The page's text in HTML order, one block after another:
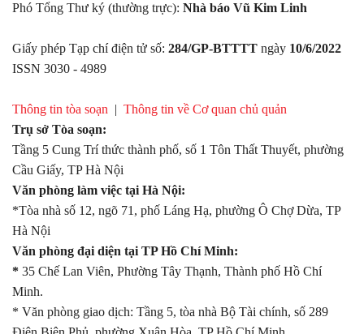
Phó Tổng Thư ký (thường trực): Nhà báo Vũ Kim Linh
Giấy phép Tạp chí điện tử số: 284/GP-BTTTT ngày 10/6/2022
ISSN 3030 - 4989
Thông tin tòa soạn | Thông tin về Cơ quan chủ quản
Trụ sở Tòa soạn:
Tầng 5 Cung Trí thức thành phố, số 1 Tôn Thất Thuyết, phường
Cầu Giấy, TP Hà Nội
Văn phòng làm việc tại Hà Nội:
*Tòa nhà số 12, ngõ 71, phố Láng Hạ, phường Ô Chợ Dừa, TP
Hà Nội
Văn phòng đại diện tại TP Hồ Chí Minh:
* 35 Chế Lan Viên, Phường Tây Thạnh, Thành phố Hồ Chí
Minh.
* Văn phòng giao dịch: Tầng 5, tòa nhà Bộ Tài chính, số 289